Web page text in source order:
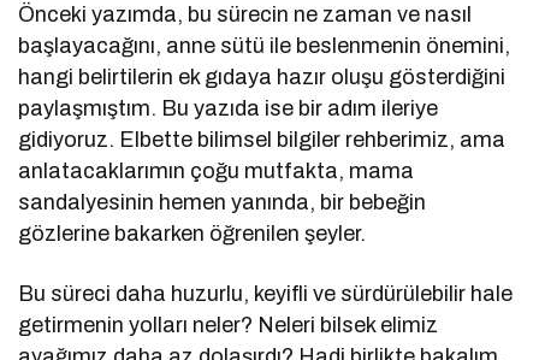
Önceki yazımda, bu sürecin ne zaman ve nasıl
başlayacağını, anne sütü ile beslenmenin önemini,
hangi belirtilerin ek gıdaya hazır oluşu gösterdiğini
paylaşmıştım. Bu yazıda ise bir adım ileriye
gidiyoruz. Elbette bilimsel bilgiler rehberimiz, ama
anlatacaklarımın çoğu mutfakta, mama
sandalyesinin hemen yanında, bir bebeğin
gözlerine bakarken öğrenilen şeyler.
Bu süreci daha huzurlu, keyifli ve sürdürülebilir hale
getirmenin yolları neler? Neleri bilsek elimiz